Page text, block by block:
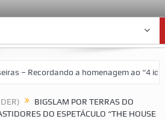
“4 ideal” (antigos atletas
BIGSLAM POR TERRAS DO
DO ESPETÁCULO “THE HOUSE